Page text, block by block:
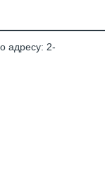
адресу: 2-